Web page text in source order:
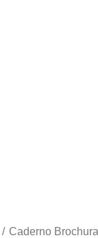
Caderno Brochura